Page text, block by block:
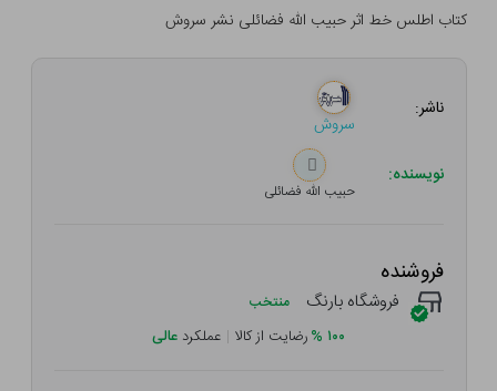
کتاب اطلس خط اثر حبیب الله فضائلی نشر سروش
ناشر:
سروش
نویسنده:
حبیب الله فضائلی
فروشنده
فروشگاه بارنگ منتخب
۱۰۰ %رضایت از کالا | عملکرد عالی